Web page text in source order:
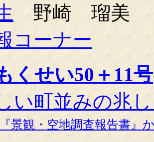
野崎 瑠美
コーナー
くせい50＋11
い町並みの兆
景観・空地調査報告書』